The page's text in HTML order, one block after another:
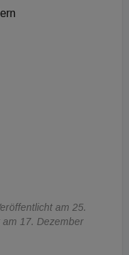
am 25.
17. Dezember